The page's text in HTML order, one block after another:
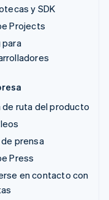
y SDK
Projects
para
de ruta del producto
de prensa
Press
en contacto con